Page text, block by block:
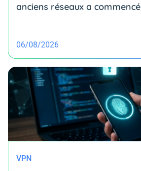
anciens réseaux a commencé
06/08/2026
VPN